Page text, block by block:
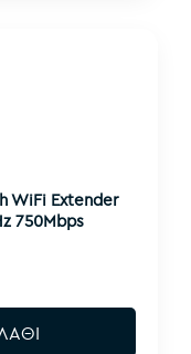
WiFi Extender
750Mbps